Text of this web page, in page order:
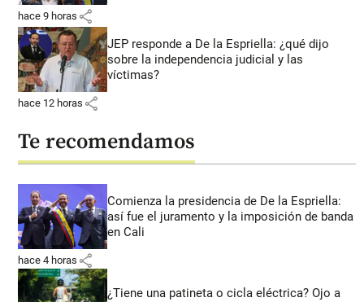
hace 9 horas share
JEP responde a De la Espriella: ¿qué dijo
sobre la independencia judicial y las
víctimas?
hace 12 horas share
Te recomendamos
Comienza la presidencia de De la Espriella:
así fue el juramento y la imposición de banda
en Cali
hace 4 horas share
¿Tiene una patineta o cicla eléctrica? Ojo a